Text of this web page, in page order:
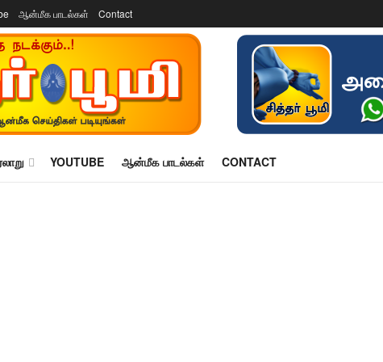
ஆன்மீக பாடல்கள் Contact
YOUTUBE ஆன்மீக பாடல்கள் CONTACT